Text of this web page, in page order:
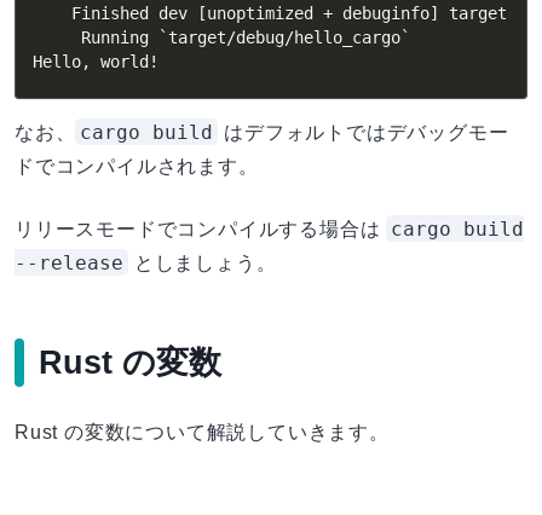
    Finished dev
[unoptimized + debuginfo] target
     Running
`target/debug/hello_cargo`
Hello, world !
なお、 cargo build
はデフォルトではデバッグモー
ドでコンパイルされます。
リリースモードでコンパイルする場合は
cargo build
--release
としましょう。
Rust の変数
Rust の変数について解説していきます。